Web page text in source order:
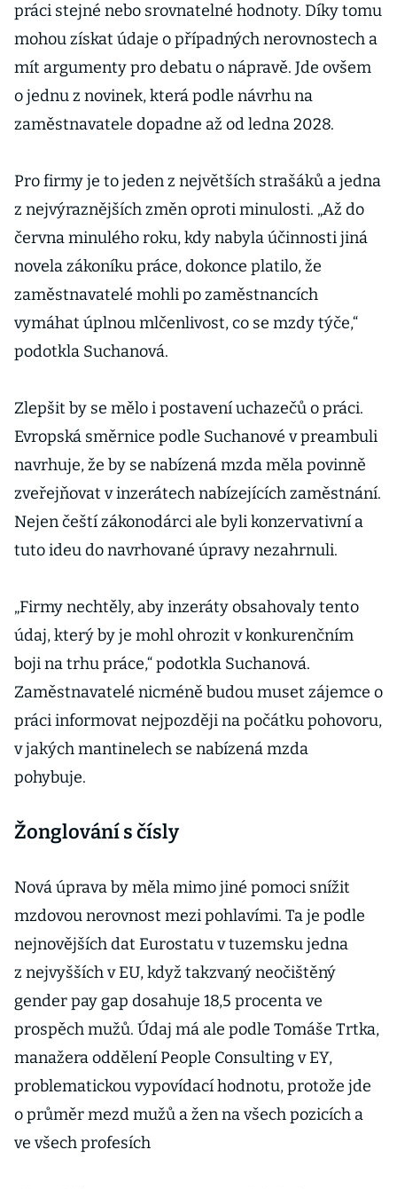
práci stejné nebo srovnatelné hodnoty. Díky tomu
mohou získat údaje o případných nerovnostech a
mít argumenty pro debatu o nápravě. Jde ovšem
o jednu z novinek, která podle návrhu na
zaměstnavatele dopadne až od ledna 2028.
Pro firmy je to jeden z největších strašáků a jedna
z nejvýraznějších změn oproti minulosti. „Až do
června minulého roku, kdy nabyla účinnosti jiná
novela zákoníku práce, dokonce platilo, že
zaměstnavatelé mohli po zaměstnancích
vymáhat úplnou mlčenlivost, co se mzdy týče,“
podotkla Suchanová.
Zlepšit by se mělo i postavení uchazečů o práci.
Evropská směrnice podle Suchanové v preambuli
navrhuje, že by se nabízená mzda měla povinně
zveřejňovat v inzerátech nabízejících zaměstnání.
Nejen čeští zákonodárci ale byli konzervativní a
tuto ideu do navrhované úpravy nezahrnuli.
„Firmy nechtěly, aby inzeráty obsahovaly tento
údaj, který by je mohl ohrozit v konkurenčním
boji na trhu práce,“ podotkla Suchanová.
Zaměstnavatelé nicméně budou muset zájemce o
práci informovat nejpozději na počátku pohovoru,
v jakých mantinelech se nabízená mzda
pohybuje.
Žonglování s čísly
Nová úprava by měla mimo jiné pomoci snížit
mzdovou nerovnost mezi pohlavími. Ta je podle
nejnovějších dat Eurostatu v tuzemsku jedna
z nejvyšších v EU, když takzvaný neočištěný
gender pay gap dosahuje 18,5 procenta ve
prospěch mužů. Údaj má ale podle Tomáše Trtka,
manažera oddělení People Consulting v EY,
problematickou vypovídací hodnotu, protože jde
o průměr mezd mužů a žen na všech pozicích a
ve všech profesích